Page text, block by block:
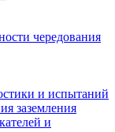
чередования
и испытаний
заземления
и